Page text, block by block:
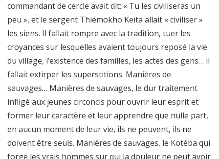
commandant de cercle avait dit: « Tu les civiliseras un
peu », et le sergent Thiémokho Keïta allait « civiliser »
les siens. Il fallait rompre avec la tradition, tuer les
croyances sur lesquelles avaient toujours reposé la vie
du village, l’existence des familles, les actes des gens… il
fallait extirper les superstitions. Manières de
sauvages… Manières de sauvages, le dur traitement
infligé aux jeunes circoncis pour ouvrir leur esprit et
former leur caractère et leur apprendre que nulle part,
en aucun moment de leur vie, ils ne peuvent, ils ne
doivent être seuls. Manières de sauvages, le Kotéba qui
forge les vrais hommes sur qui la douleur ne peut avoir